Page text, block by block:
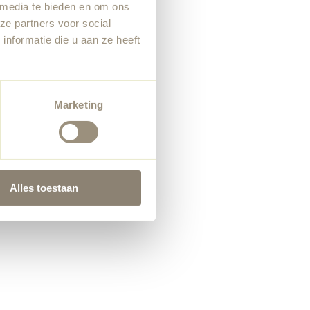
te bieden en om ons
partners voor social
die u aan ze heeft
Marketing
Alles toestaan